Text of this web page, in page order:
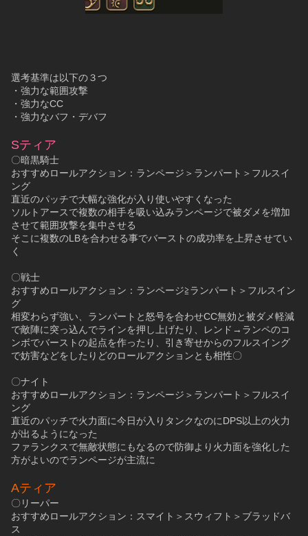
選考基準は以下の３つ
・強力な範囲攻撃
・強力なCC
・強力なバフ・デバフ
Sティア
〇暗黒騎士
おすすめロールアクション：ランページ＞ランパート＞フルスイ
ング
直近のパッチで大幅な強化が入り使いやすくなった
ソルトアースで複数の相手を吸い込みランページで被ダメを増加
させて範囲攻撃を集中させる
そこに複数のLBを合わせる事でバーストの成功率を上昇させてい
く
〇戦士
おすすめロールアクション：ランページ≧ランパート＞フルスイン
グ
相変わらず強い、ランパートと怒号を合わせCC無効と被ダメ軽減
で敵陣に突っ込んでラインを押し上げたり、レンド→ランペのコ
ンボでバーストの起点を作ったり、引き寄せからのフルスイング
で妨害などをしたりどのロールアクションとも相性〇
〇ナイト
おすすめロールアクション：ランページ＞ランパート＞フルスイ
ング
直近のパッチで火力面に今日が入りタンクなのにDPS以上の火力
が出るようになった
ファランクスで無敵状態にもなるので防御より火力面を強化した
方がよいのでランページが主流に
Aティア
〇リーパー
おすすめロールアクション：スマイト＞スウィフト＞ブラッドバ
ス